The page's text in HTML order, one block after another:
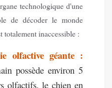
technologique d'une
de décoder le monde
totalement inaccessible :
olfactive géante :
possède environ 5
olfactifs, le chien en